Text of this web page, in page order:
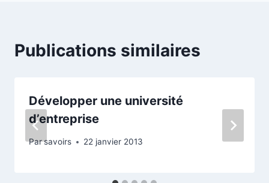
Publications similaires
Développer une université
d’entreprise
Parsavoirs 22 janvier 2013